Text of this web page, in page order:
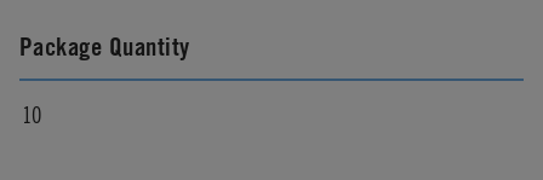
Package Quantity
10